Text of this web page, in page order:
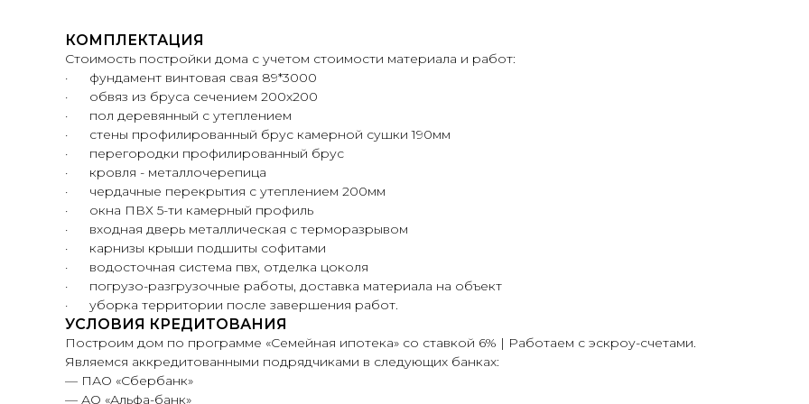
КОМПЛЕКТАЦИЯ
Стоимость постройки дома с учетом стоимости материала и работ:
· фундамент винтовая свая 89*3000
· обвяз из бруса сечением 200х200
· пол деревянный с утеплением
· стены профилированный брус камерной сушки 190мм
· перегородки профилированный брус
· кровля - металлочерепица
· чердачные перекрытия с утеплением 200мм
· окна ПВХ 5-ти камерный профиль
· входная дверь металлическая с терморазрывом
· карнизы крыши подшиты софитами
· водосточная система пвх, отделка цоколя
· погрузо-разгрузочные работы, доставка материала на объект
· уборка территории после завершения работ.
УСЛОВИЯ КРЕДИТОВАНИЯ
Построим дом по программе «Семейная ипотека» со ставкой 6% | Работаем с эскроу-счетами.
Являемся аккредитованными подрядчиками в следующих банках:
— ПАО «Сбербанк»
— АО «Альфа-банк»